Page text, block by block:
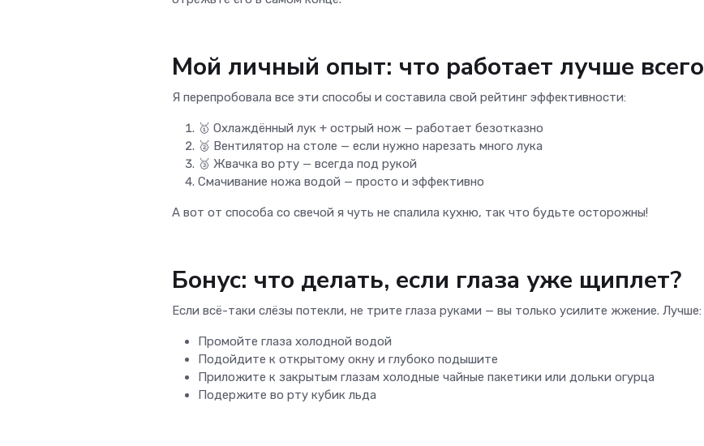
Мой личный опыт: что работает лучше всего
Я перепробовала все эти способы и составила свой рейтинг эффективности:
🥇 Охлаждённый лук + острый нож — работает безотказно
🥈 Вентилятор на столе — если нужно нарезать много лука
🥉 Жвачка во рту — всегда под рукой
Смачивание ножа водой — просто и эффективно
А вот от способа со свечой я чуть не спалила кухню, так что будьте осторожны!
Бонус: что делать, если глаза уже щиплет?
Если всё-таки слёзы потекли, не трите глаза руками — вы только усилите жжение. Лучше:
Промойте глаза холодной водой
Подойдите к открытому окну и глубоко подышите
Приложите к закрытым глазам холодные чайные пакетики или дольки огурца
Подержите во рту кубик льда